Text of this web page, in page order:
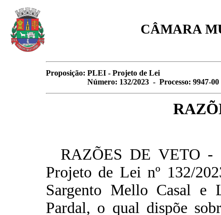
CÂMARA
Proposição: PLEI - Projeto de Lei
Número: 132/2023 - Processo: 9947-00
RAZÕES DE VETO -
Projeto de Lei nº 132/
Sargento Mello Casal e
Pardal, o qual dispõe